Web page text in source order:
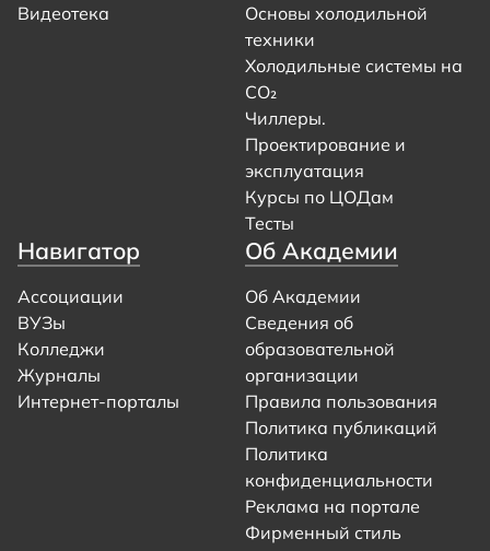
Видеотека
Основы холодильной
техники
Холодильные системы на
CO₂
Чиллеры.
Проектирование и
эксплуатация
Курсы по ЦОДам
Тесты
Навигатор
Ассоциации
ВУЗы
Колледжи
Журналы
Интернет-порталы
Об Академии
Об Академии
Сведения об
образовательной
организации
Правила пользования
Политика публикаций
Политика
конфиденциальности
Реклама на портале
Фирменный стиль